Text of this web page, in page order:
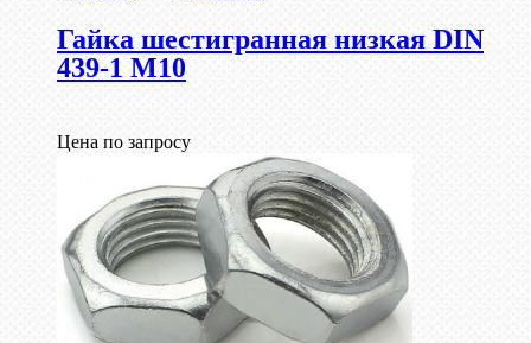
Гайка шестигранная низкая DIN
439-1 М10
Цена по запросу